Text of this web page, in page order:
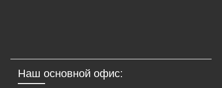
Наш основной офис: